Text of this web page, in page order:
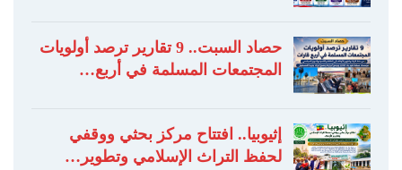
حصاد السبت.. 9 تقارير ترصد أولويات
المجتمعات المسلمة في أربع…
إثيوبيا.. افتتاح مركز بحثي ووقفي
لحفظ التراث الإسلامي وتطوير…